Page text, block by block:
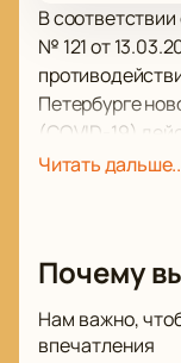
В
№ 121 от
Петербурге
(COVID-19)
зрелищных
абонемента
декабря в 19:00.
Читать
Почему
Нам важно,
впечатления